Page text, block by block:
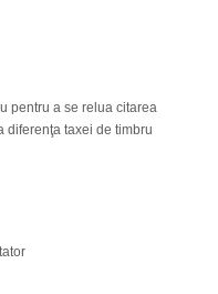
pentru a se relua citarea
diferenţa taxei de timbru